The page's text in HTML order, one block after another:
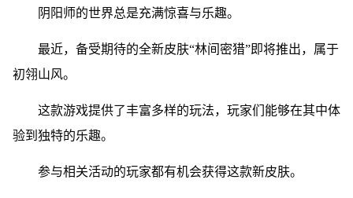
阴阳师的世界总是充满惊喜与乐趣。
最近，备受期待的全新皮肤“林间密猎”即将推出，属于
初翎山风。
这款游戏提供了丰富多样的玩法，玩家们能够在其中体
验到独特的乐趣。
参与相关活动的玩家都有机会获得这款新皮肤。